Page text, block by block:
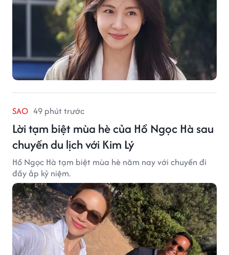
SAO 49 phút trước
Lời tạm biệt mùa hè của Hồ Ngọc Hà sau
chuyến du lịch với Kim Lý
Hồ Ngọc Hà tạm biệt mùa hè năm nay với chuyến đi
đầy ắp kỷ niệm.